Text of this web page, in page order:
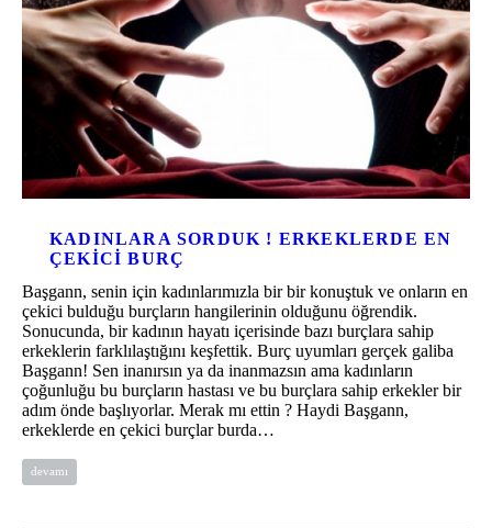
KADINLARA SORDUK ! ERKEKLERDE EN
ÇEKICI BURÇ
Başgann, senin için kadınlarımızla bir bir konuştuk ve onların en
çekici bulduğu burçların hangilerinin olduğunu öğrendik.
Sonucunda, bir kadının hayatı içerisinde bazı burçlara sahip
erkeklerin farklılaştığını keşfettik. Burç uyumları gerçek galiba
Başgann! Sen inanırsın ya da inanmazsın ama kadınların
çoğunluğu bu burçların hastası ve bu burçlara sahip erkekler bir
adım önde başlıyorlar. Merak mı ettin ? Haydi Başgann,
erkeklerde en çekici burçlar burda…
devamı